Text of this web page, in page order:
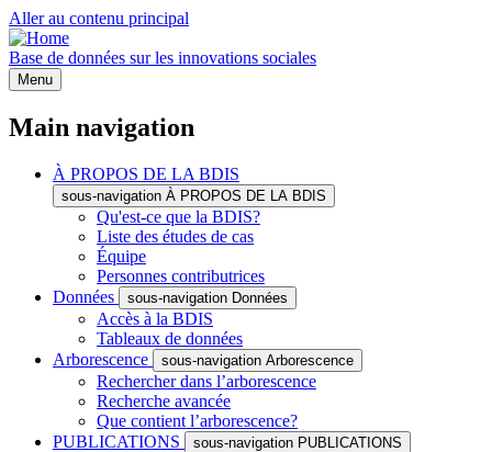
Aller au contenu principal
Base de données sur les innovations sociales
Menu
Main navigation
À PROPOS DE LA BDIS
sous-navigation À PROPOS DE LA BDIS
Qu'est-ce que la BDIS?
Liste des études de cas
Équipe
Personnes contributrices
Données
sous-navigation Données
Accès à la BDIS
Tableaux de données
Arborescence
sous-navigation Arborescence
Rechercher dans l’arborescence
Recherche avancée
Que contient l’arborescence?
PUBLICATIONS
sous-navigation PUBLICATIONS